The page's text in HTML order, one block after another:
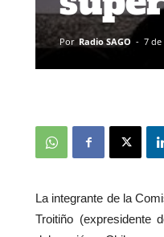
Por Radio SAGO - 7 de
La integrante de la
Troitiño (expresidente